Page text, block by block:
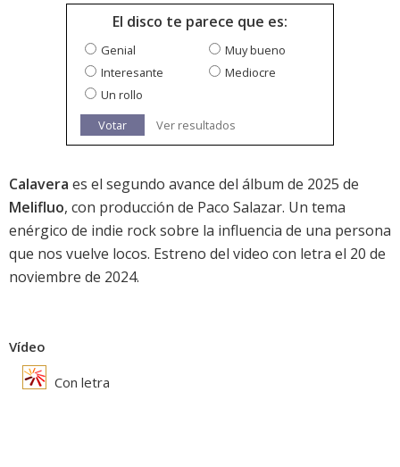
El disco te parece que es:
Genial
Muy bueno
Interesante
Mediocre
Un rollo
Votar
Ver resultados
Calavera es el segundo avance del álbum de 2025 de
Melifluo, con producción de Paco Salazar. Un tema
enérgico de indie rock sobre la influencia de una persona
que nos vuelve locos. Estreno del video con letra el 20 de
noviembre de 2024.
Vídeo
Con letra